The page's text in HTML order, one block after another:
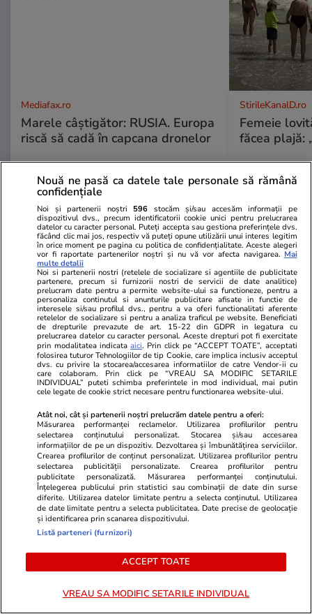
Mediafax.ro
Marele câștigător: RUSIA. Europa
riscă să cadă în capcana dronelor
StirileKanalD.ro
Femeie
făcea plajă:
PROMO
Advertorial
ajută tehnologia să ne reinventăm
Advertorial
voucher de
PARTENERI
Nouă ne pasă ca datele tale personale să rămână
confidențiale
Noi și partenerii noștri 596 stocăm și/sau accesăm informații pe
dispozitivul dvs., precum identificatorii cookie unici pentru prelucrarea
datelor cu caracter personal. Puteți accepta sau gestiona preferințele dvs.
făcând clic mai jos, respectiv vă puteți opune utilizării unui interes legitim
în orice moment pe pagina cu politica de confidențialitate. Aceste alegeri
vor fi raportate partenerilor noștri și nu vă vor afecta navigarea. Mai
multe detalii
Noi si partenerii nostri (retelele de socializare si agentiile de publicitate
partenere, precum si furnizorii nostri de servicii de date analitice)
prelucram date pentru a permite website-ului sa functioneze, pentru a
personaliza continutul si anunturile publicitare afisate in functie de
interesele si/sau profilul dvs., pentru a va oferi functionalitati aferente
retelelor de socializare si pentru a analiza traficul pe website. Beneficiati
de drepturile prevazute de art. 15-22 din GDPR in legatura cu
prelucrarea datelor cu caracter personal. Aceste drepturi pot fi exercitate
prin modalitatea indicataaici. Prin click pe “ACCEPT TOATE”, acceptati
folosirea tuturor Tehnologiilor de tip Cookie, care implica inclusiv acceptul
dvs. cu privire la stocarea/accesarea informatiilor de catre Vendor-ii cu
care colaboram. Prin click pe “VREAU SA MODIFIC SETARILE
INDIVIDUAL” puteti schimba preferintele in mod individual, mai putin
cele legate de cookie strict necesare pentru functionarea website-ului.
Atât noi, cât și partenerii noștri prelucrăm datele pentru a oferi:
Măsurarea performanței reclamelor. Utilizarea profilurilor pentru
selectarea conținutului personalizat. Stocarea și/sau accesarea
informațiilor de pe un dispozitiv. Dezvoltarea și îmbunătățirea serviciilor.
Crearea profilurilor de conținut personalizat. Utilizarea profilurilor pentru
selectarea publicității personalizate. Crearea profilurilor pentru
publicitate personalizată. Măsurarea performanței conținutului.
Înțelegerea publicului prin statistici sau combinații de date din surse
diferite. Utilizarea datelor limitate pentru a selecta conținutul. Utilizarea
de date limitate pentru a selecta publicitatea. Date precise de geolocație
și identificarea prin scanarea dispozitivului.
Listă parteneri (furnizori)
ACCEPT TOATE
VREAU SA MODIFIC SETARILE INDIVIDUAL